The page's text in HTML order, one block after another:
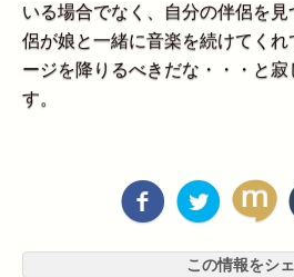
いる場合でなく、自分の伴侶を
侶が娘と一緒に音楽を続けてく
ージを降りるべきだな・・・と
す。
この情報をシ